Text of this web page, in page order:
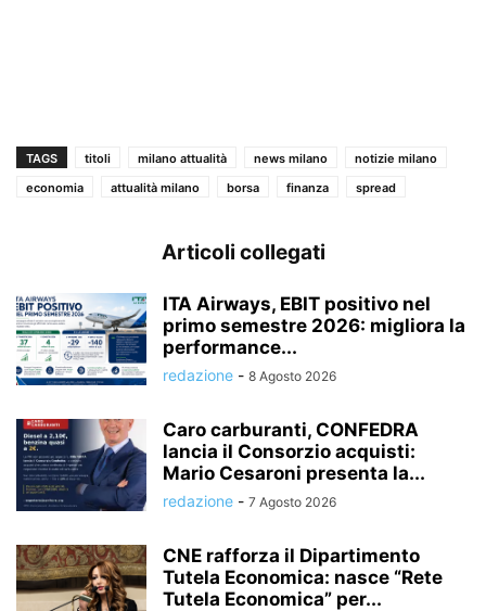
TAGS titoli milano attualità news milano
notizie milano
economia
attualità milano borsa finanza spread
Articoli collegati
ITA Airways, EBIT positivo nel
primo semestre 2026: migliora la
performance...
redazione - 8 Agosto 2026
Caro carburanti, CONFEDRA
lancia il Consorzio acquisti:
Mario Cesaroni presenta la...
redazione - 7 Agosto 2026
CNE rafforza il Dipartimento
Tutela Economica: nasce “Rete
Tutela Economica” per...